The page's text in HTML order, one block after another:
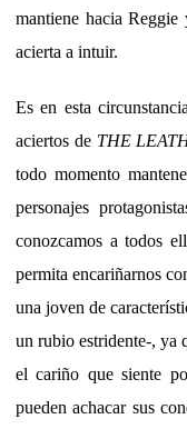
mantiene hacia
acierta a intuir.
Es en esta
aciertos de THE
todo momento
personajes
conozcamos a todos
permita encariñarnos
una joven de
un rubio estridente-, ya
el cariño que siente
pueden achacar sus